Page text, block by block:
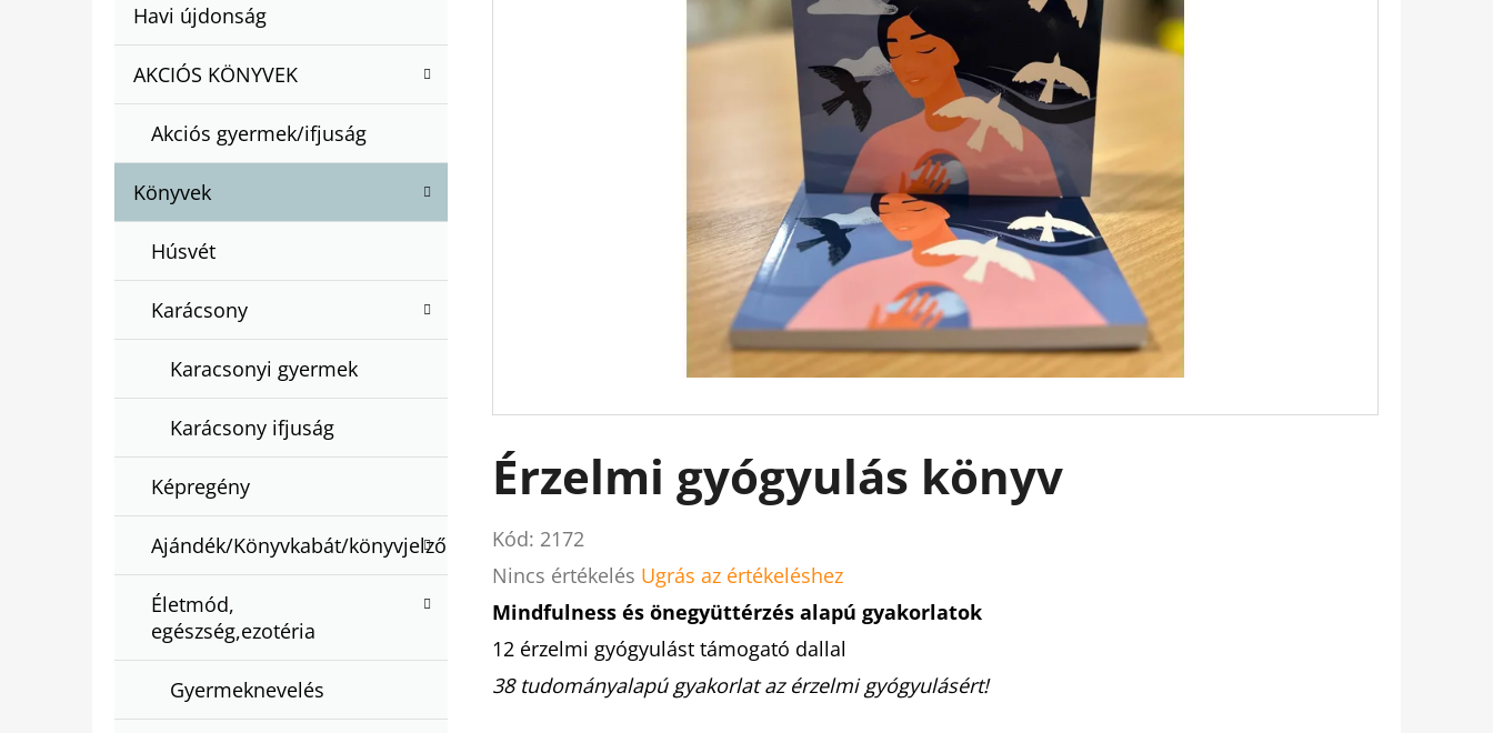
Nátugrása
T
G
R
Á
Havi újdonság
AKCIÓS KÖNYVEK
Akciós gyermek/ifjuság
Könyvek
Húsvét
Karácsony
Karacsonyi gyermek
Karácsony ifjuság
Képregény
Ajándék/Könyvkabát/könyvjelző
Életmód,
egészség,ezotéria
Gyermeknevelés
Érzelmi gyógyulás könyv
Kód: 2172
A
termék
átlagos
értékelése
Nincs értékelés Ugrás az értékeléshez
Mindfulness és önegyüttérzés alapú gyakorlatok
12 érzelmi gyógyulást támogató dallal
38 tudományalapú gyakorlat az érzelmi gyógyulásért!
BARTOS ERIKA : BOGYÓ ÉS BABÓCA
€12,50
(KÜLÖNLEGES KIADÁS) NAVESSA ALLEN
FALLEN STARS - BUKOTT CSILLAGOK -
(KÜLÖNLEGES KIADÁS) IMANI ERRIU
€18,90